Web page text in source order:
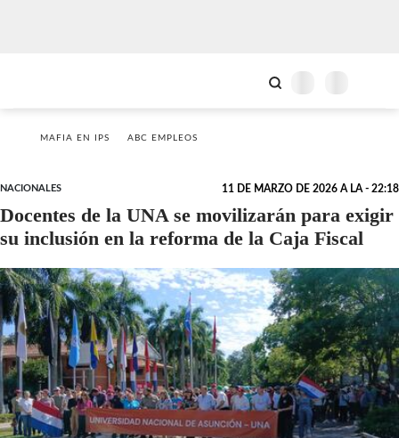
MAFIA EN IPS ABC EMPLEOS
NACIONALES 11 DE MARZO DE 2026 A LA - 22:18
Docentes de la UNA se movilizarán para exigir
su inclusión en la reforma de la Caja Fiscal